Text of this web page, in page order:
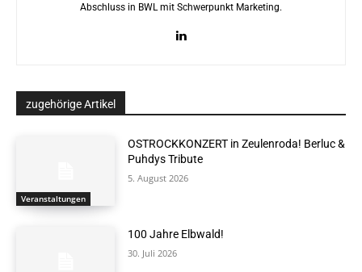
Abschluss in BWL mit Schwerpunkt Marketing.
zugehörige Artikel
Veranstaltungen
OSTROCKKONZERT in Zeulenroda! Berluc &
Puhdys Tribute
5. August 2026
100 Jahre Elbwald!
30. Juli 2026